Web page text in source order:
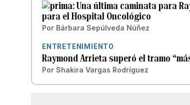
Una última caminata para
para el Hospital Oncológico
Por Bárbara Sepúlveda Núñez
ENTRETENIMIENTO
Raymond Arrieta superó el tramo
Por Shakira Vargas Rodríguez